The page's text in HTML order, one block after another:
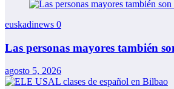
euskadinews 0
Las personas mayores también
agosto 5, 2026